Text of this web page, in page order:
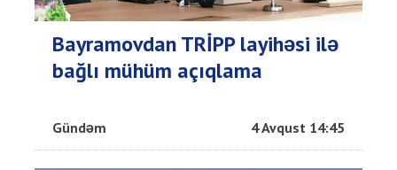
Bayramovdan TRİPP layihəsi ilə
bağlı mühüm açıqlama
Gündəm 4 Avqust 14:45